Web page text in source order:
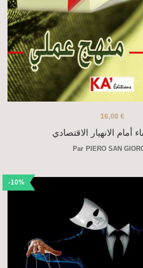
أمام الانهيار الاقتصادي
16,00 €
Par PIERO SAN
-10%